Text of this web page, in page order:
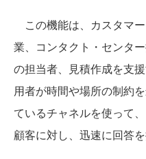
この機能は、カスタマ
業、コンタクト・センタ
の担当者、見積作成を支
用者が時間や場所の制約
ているチャネルを使って
顧客に対し、迅速に回答